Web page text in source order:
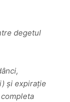
degetul
și expirație